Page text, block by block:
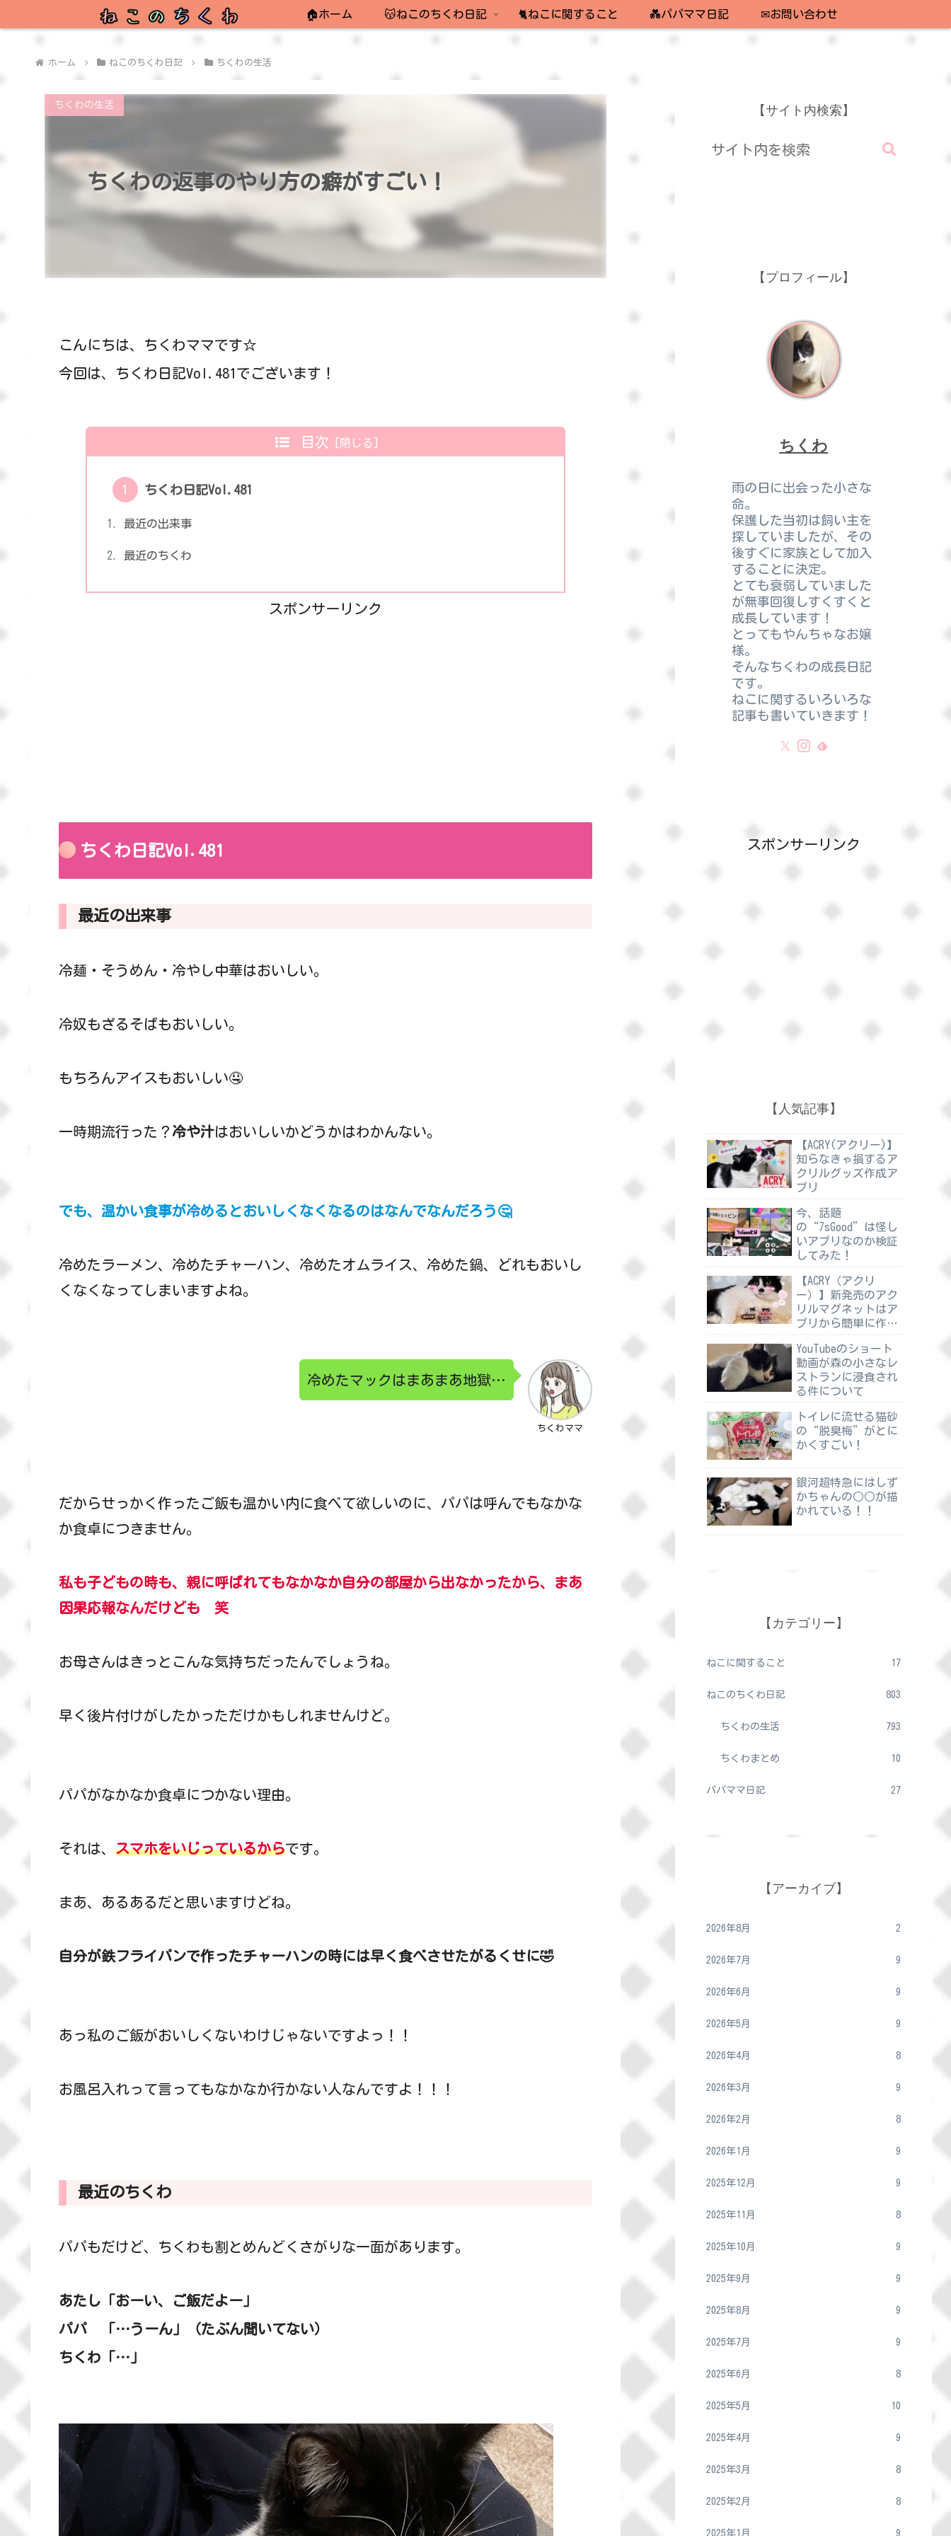
🏠ホーム 😽ねこのちくわ日記 🐈ねこに関すること 💑パパママ日記 ✉お問い合わせ
ホーム ねこのちくわ日記 ちくわの生活
ちくわの返事のやり方の癖がすごい！
ちくわの生活
2024.01.19
こんにちは、ちくわママです☆
今回は、ちくわ日記Vol.481でございます！
目次
ちくわ日記Vol.481
最近の出来事
最近のちくわ
スポンサーリンク
ちくわ日記Vol.481
最近の出来事
冷麺・そうめん・冷やし中華はおいしい。
冷奴もざるそばもおいしい。
もちろんアイスもおいしい🤤
一時期流行った？ 冷や汁はおいしいかどうかはわかんない。
でも、温かい食事が冷めるとおいしくなくなるのはなんでなんだろう🤔
冷めたラーメン、冷めたチャーハン、冷めたオムライス、冷めた鍋、どれもおいし
くなくなってしまいますよね。
ちくわママ
冷めたマックはまあまあ地獄…
だからせっかく作ったご飯も温かい内に食べて欲しいのに、パパは呼んでもなかな
か食卓につきません。
私も子どもの時も、親に呼ばれてもなかなか自分の部屋から出なかったから、まあ
因果応報なんだけども 笑
お母さんはきっとこんな気持ちだったんでしょうね。
早く後片付けがしたかっただけかもしれませんけど。
パパがなかなか食卓につかない理由。
それは、 スマホをいじっているからです。
まあ、あるあるだと思いますけどね。
自分が鉄フライパンで作ったチャーハンの時には早く食べさせたがるくせに🤣
あっ私のご飯がおいしくないわけじゃないですよっ！！
お風呂入れって言ってもなかなか行かない人なんですよ！！！
最近のちくわ
パパもだけど、ちくわも割とめんどくさがりな一面があります。
あたし「おーい、ご飯だよー」
パパ 「…うーん」（たぶん聞いてない）
ちくわ「…」
【サイト内検索】
【プロフィール】
ちくわ
雨の日に出会った小さな
命。
保護した当初は飼い主を
探していましたが、その
後すぐに家族として加入
することに決定。
とても衰弱していました
が無事回復しすくすくと
成長しています！
とってもやんちゃなお嬢
様。
そんなちくわの成長日記
です。
ねこに関するいろいろな
記事も書いていきます！
スポンサーリンク
【人気記事】
【ACRY(アクリー)】
知らなきゃ損するア
クリルグッズ作成ア
プリ
今、話題
の“7sGood”は怪し
いアプリなのか検証
してみた！
【ACRY（アクリ
ー）】新発売のアク
リルマグネットはア
プリから簡単に作れ
YouTubeのショート
動画が森の小さなレ
ストランに浸食され
る件について
トイレに流せる猫砂
の“脱臭梅”がとに
かくすごい！
銀河超特急にはしず
かちゃんの○○が描
かれている！！
【カテゴリー】
ねこに関すること 17
ねこのちくわ日記 803
ちくわの生活 793
ちくわまとめ 10
パパママ日記 27
【アーカイブ】
2026年8月 2
2026年7月 9
2026年6月 9
2026年5月 9
2026年4月 8
2026年3月 9
2026年2月 8
2026年1月 9
2025年12月 9
2025年11月 8
2025年10月 9
2025年9月 9
2025年8月 9
2025年7月 9
2025年6月 8
2025年5月 10
2025年4月 9
2025年3月 8
2025年2月 8
2025年1月 9